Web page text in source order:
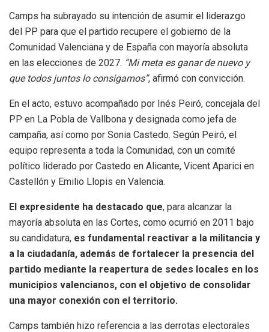
Camps ha subrayado su intención de asumir el liderazgo
del PP para que el partido recupere el gobierno de la
Comunidad Valenciana y de España con mayoría absoluta
en las elecciones de 2027. “Mi meta es ganar de nuevo y
que todos juntos lo consigamos”, afirmó con convicción.
En el acto, estuvo acompañado por Inés Peiró, concejala del
PP en La Pobla de Vallbona y designada como jefa de
campaña, así como por Sonia Castedo. Según Peiró, el
equipo representa a toda la Comunidad, con un comité
político liderado por Castedo en Alicante, Vicent Aparici en
Castellón y Emilio Llopis en Valencia.
El expresidente ha destacado que, para alcanzar la
mayoría absoluta en las Cortes, como ocurrió en 2011 bajo
su candidatura, es fundamental reactivar a la militancia y
a la ciudadanía, además de fortalecer la presencia del
partido mediante la reapertura de sedes locales en los
municipios valencianos, con el objetivo de consolidar
una mayor conexión con el territorio.
Camps también hizo referencia a las derrotas electorales